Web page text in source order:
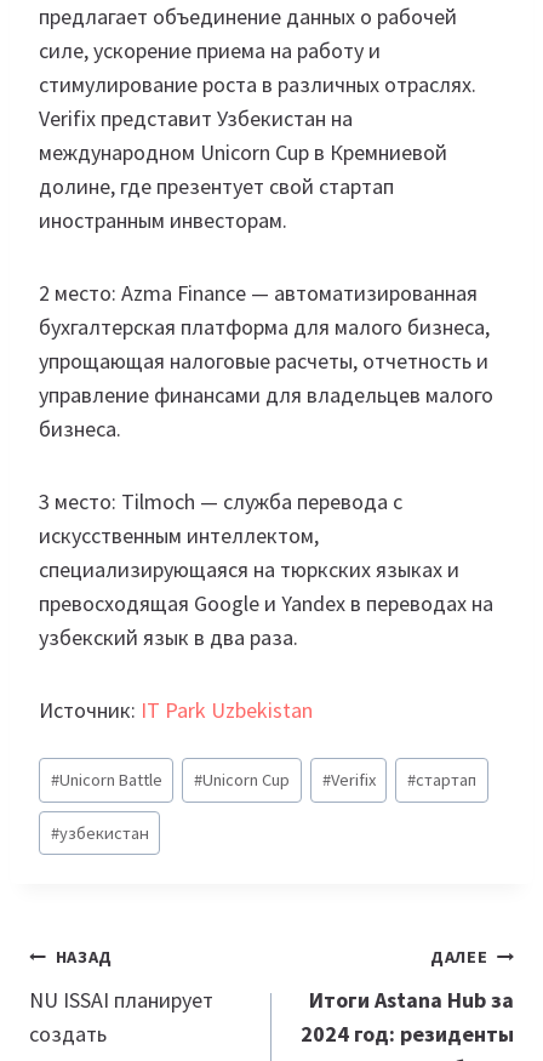
предлагает объединение данных о рабочей
силе, ускорение приема на работу и
стимулирование роста в различных отраслях.
Verifix представит Узбекистан на
международном Unicorn Cup в Кремниевой
долине, где презентует свой стартап
иностранным инвесторам.
2 место: Azma Finance — автоматизированная
бухгалтерская платформа для малого бизнеса,
упрощающая налоговые расчеты, отчетность и
управление финансами для владельцев малого
бизнеса.
3 место: Tilmoch — служба перевода с
искусственным интеллектом,
специализирующаяся на тюркских языках и
превосходящая Google и Yandex в переводах на
узбекский язык в два раза.
Источник: IT Park Uzbekistan
Метки
записи:
#Unicorn Battle #Unicorn Cup #Verifix #стартап
#узбекистан
Навигация
по
записям
НАЗАД
NU ISSAI планирует
создать
ДАЛЕЕ
Итоги Astana Hub за
2024 год: резиденты